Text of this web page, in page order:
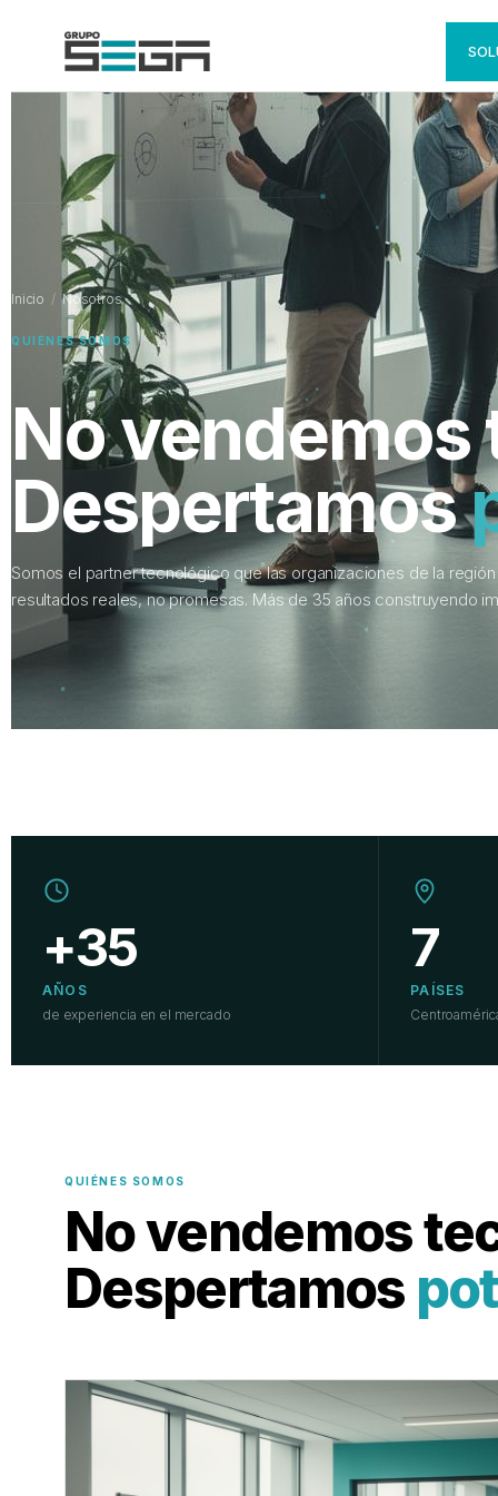
Inicio / Nosotros
QUIÉNES SOMOS
No
Despertamos
Somos el partner tecnológico que las organizaciones de la
resultados reales, no promesas. Más de 35 años construyendo
+35
AÑOS
de experiencia en el mercado
7
PAÍSES
QUIÉNES SOMOS
No vendemos
Despertamos